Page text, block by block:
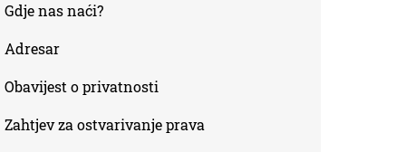
Gdje nas naći?
Adresar
Obavijest o privatnosti
Zahtjev za ostvarivanje prava